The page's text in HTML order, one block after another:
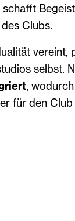
Clubs.
vereint,
selbst.
,
für den Club